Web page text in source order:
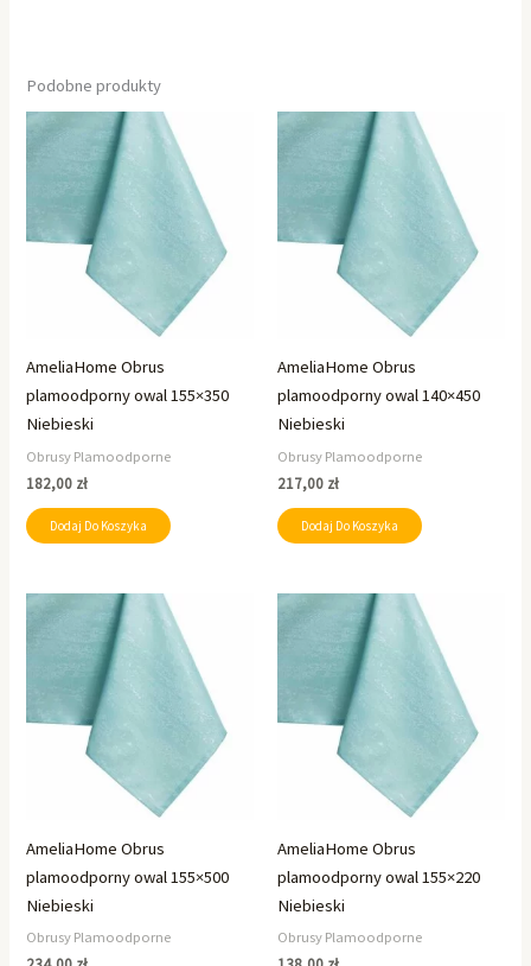
Podobne produkty
AmeliaHome Obrus
plamoodporny owal 155×350
Niebieski
Obrusy Plamoodporne
182,00 zł
Dodaj Do Koszyka
AmeliaHome Obrus
plamoodporny owal 140×450
Niebieski
Obrusy Plamoodporne
217,00 zł
Dodaj Do Koszyka
AmeliaHome Obrus
plamoodporny owal 155×500
Niebieski
Obrusy Plamoodporne
AmeliaHome Obrus
plamoodporny owal 155×220
Niebieski
Obrusy Plamoodporne